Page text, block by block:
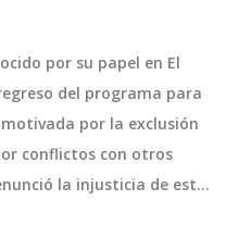
por su papel en El
del programa para
por la exclusión
conflictos con otros
la injusticia de esta
personales no